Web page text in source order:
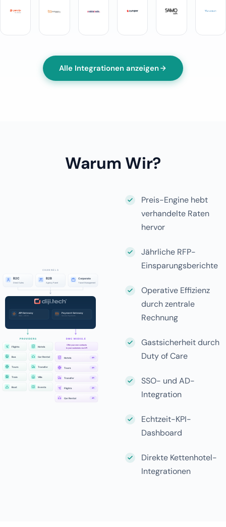
Alle Integrationen anzeigen
Warum Wir?
Preis-Engine hebt
verhandelte Raten
hervor
Jährliche RFP-
Einsparungsberichte
Operative Effizienz
durch zentrale
Rechnung
Gastsicherheit durch
Duty of Care
SSO- und AD-
Integration
Echtzeit-KPI-
Dashboard
Direkte Kettenhotel-
Integrationen